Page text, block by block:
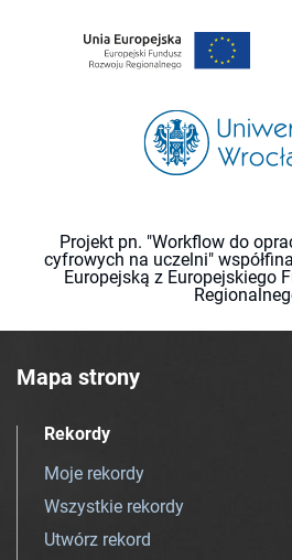
Projekt pn. "Workflow do
cyfrowych na uczelni"
Europejską z Europejskiego
Mapa strony
Rekordy
Moje rekordy
Wszystkie rekordy
Utwórz rekord